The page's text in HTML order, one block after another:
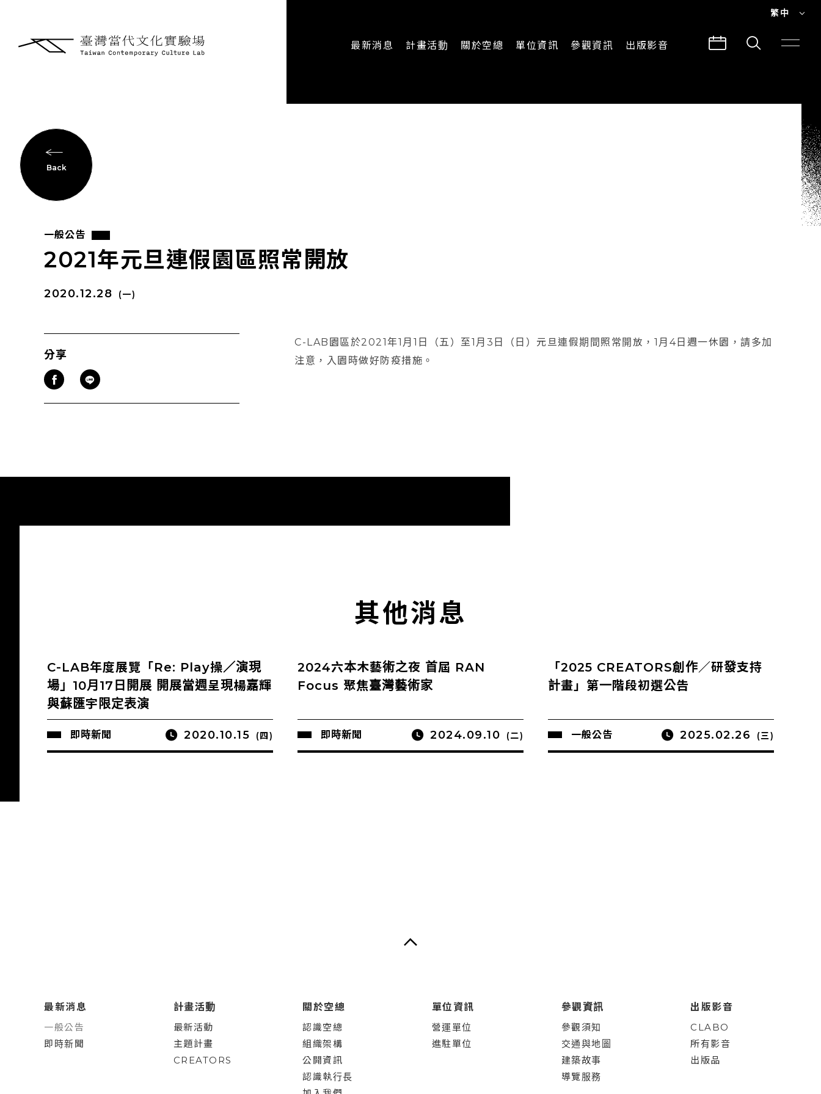
繁中
最新消息
即時新聞
計畫活動
主題計畫
關於空總
組織架構
單位資訊 參觀資訊
交通與地圖
出版影音
所有影音
Back
一般公告
2021年元旦連假園區照常開放
2020.12.28 (一)
分享
C-LAB園區於2021年1月1日（五）至1月3日（日）元旦連假期間照常開放，1月4日週一休園，請多加
注意，入園時做好防疫措施。
其他消息
C-LAB年度展覽「Re: Play操／演現
場」10月17日開展 開展當週呈現楊嘉輝
與蘇匯宇限定表演
即時新聞 2020.10.15 (四)
2024六本木藝術之夜 首屆 RAN
Focus 聚焦臺灣藝術家
即時新聞 2024.09.10 (二)
「2025 CREATORS創作／研發支持
計畫」第一階段初選公告
一般公告 2025.02.26 (三)
最新消息
一般公告
即時新聞
計畫活動
最新活動
主題計畫
CREATORS
關於空總
認識空總
組織架構
公開資訊
認識執行長
單位資訊
營運單位
進駐單位
參觀資訊
參觀須知
交通與地圖
建築故事
導覽服務
出版影音
CLABO
所有影音
出版品